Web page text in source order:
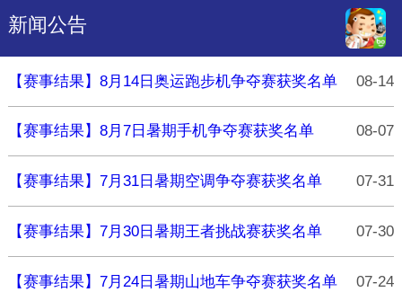
新闻公告
【赛事结果】8月14日奥运跑步机争夺赛获奖名单 08-14
【赛事结果】8月7日暑期手机争夺赛获奖名单 08-07
【赛事结果】7月31日暑期空调争夺赛获奖名单 07-31
【赛事结果】7月30日暑期王者挑战赛获奖名单 07-30
【赛事结果】7月24日暑期山地车争夺赛获奖名单 07-24